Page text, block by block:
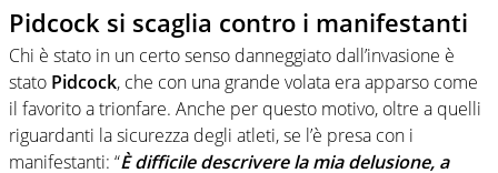
Pidcock si scaglia contro i manifestanti
Chi è stato in un certo senso danneggiato dall’invasione è
stato Pidcock, che con una grande volata era apparso come
il favorito a trionfare. Anche per questo motivo, oltre a quelli
riguardanti la sicurezza degli atleti, se l’è presa con i
manifestanti: “È difficile descrivere la mia delusione, a